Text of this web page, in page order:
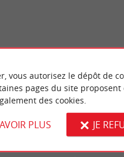
d’Arcachon
9,2 km -
vous autorisez le dépôt de
pages du site proposent
des cookies.
PLUS JE